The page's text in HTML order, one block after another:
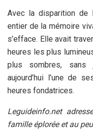
Avec la disparition de
entier de la mémoire
s’efface. Elle avait
heures les plus
plus sombres, sans
aujourd’hui l’une de
heures fondatrices.
Leguideinfo.net
famille éplorée et au